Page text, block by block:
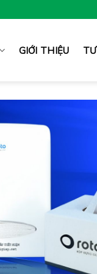
GIỚI THIỆU